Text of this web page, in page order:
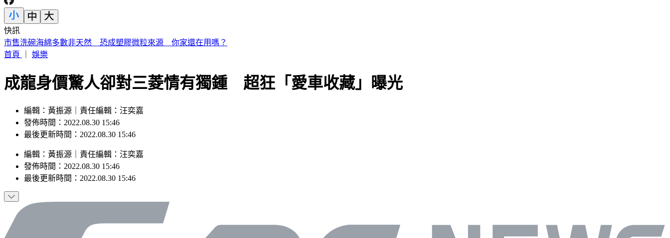
快訊
被選上國民法官該怎麼辦? 司法院廣告
首頁
娛樂
成龍身價驚人卻對三菱情有獨鍾 超狂「愛車收藏」曝光
編輯：黃振源｜責任編輯：汪奕嘉
發佈時間：2022.08.30 15:46
最後更新時間：2022.08.30 15:46
編輯 ： 黃振源 責任編輯 ： 汪奕嘉
發佈時間： 2022.08.30 15:46
最後更新時間： 2022.08.30 15:46